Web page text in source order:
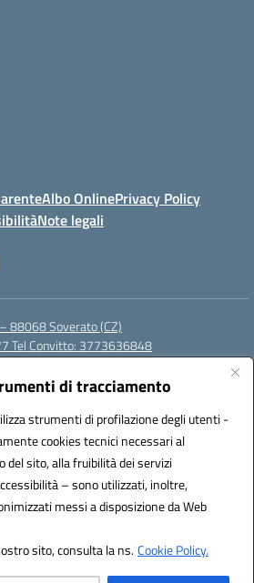
di tracciamento
strumenti di profilazione degli utenti -
cookies tecnici necessari al
sito, alla fruibilità dei servizi
– sono utilizzati, inoltre,
messi a disposizione da Web
sito, consulta la ns.Cookie Policy.
Albo OnlinePrivacy Policy
Note legali
88068 Soverato (CZ)
Tel Convitto: 3773636848
(PEC):czrh04000q@pec.istruzione.it
Amministrazioni (IPA): istsc_czrh04000q
(CUF): UF9M13
by 3D Solution S.r.l.
Design by Designers Italia